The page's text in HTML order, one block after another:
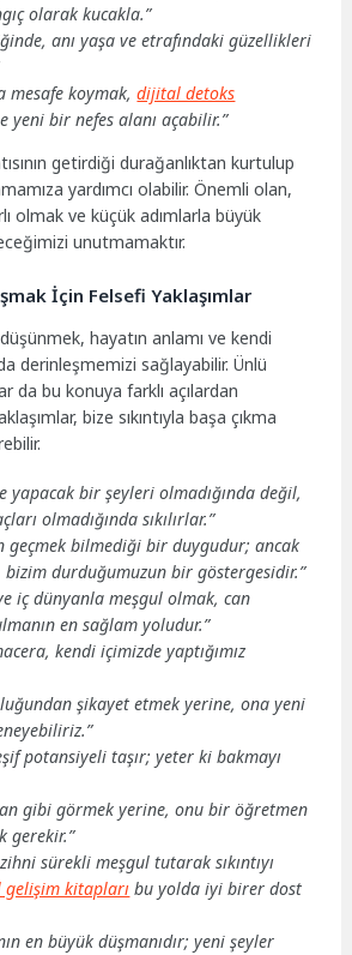
olarak kucakla.”
anı yaşa ve etrafındaki güzellikleri
mesafe koymak,dijital detoks
yeni bir nefes alanı açabilir.”
getirdiği durağanlıktan kurtulup
yardımcı olabilir. Önemli olan,
olmak ve küçük adımlarla büyük
unutmamaktır.
İçin Felsefi Yaklaşımlar
düşünmek, hayatın anlamı ve kendi
derinleşmemizi sağlayabilir. Ünlü
da bu konuya farklı açılardan
bize sıkıntıyla başa çıkma
yapacak bir şeyleri olmadığında değil,
olmadığında sıkılırlar.”
geçmek bilmediği bir duygudur; ancak
bizim durduğumuzun bir göstergesidir.”
iç dünyanla meşgul olmak, can
en sağlam yoludur.”
kendi içimizde yaptığımız
şikayet etmek yerine, ona yeni
potansiyeli taşır; yeter ki bakmayı
gibi görmek yerine, onu bir öğretmen
gerekir.”
sürekli meşgul tutarak sıkıntıyı
gelişim kitapları bu yolda iyi birer dost
en büyük düşmanıdır; yeni şeyler